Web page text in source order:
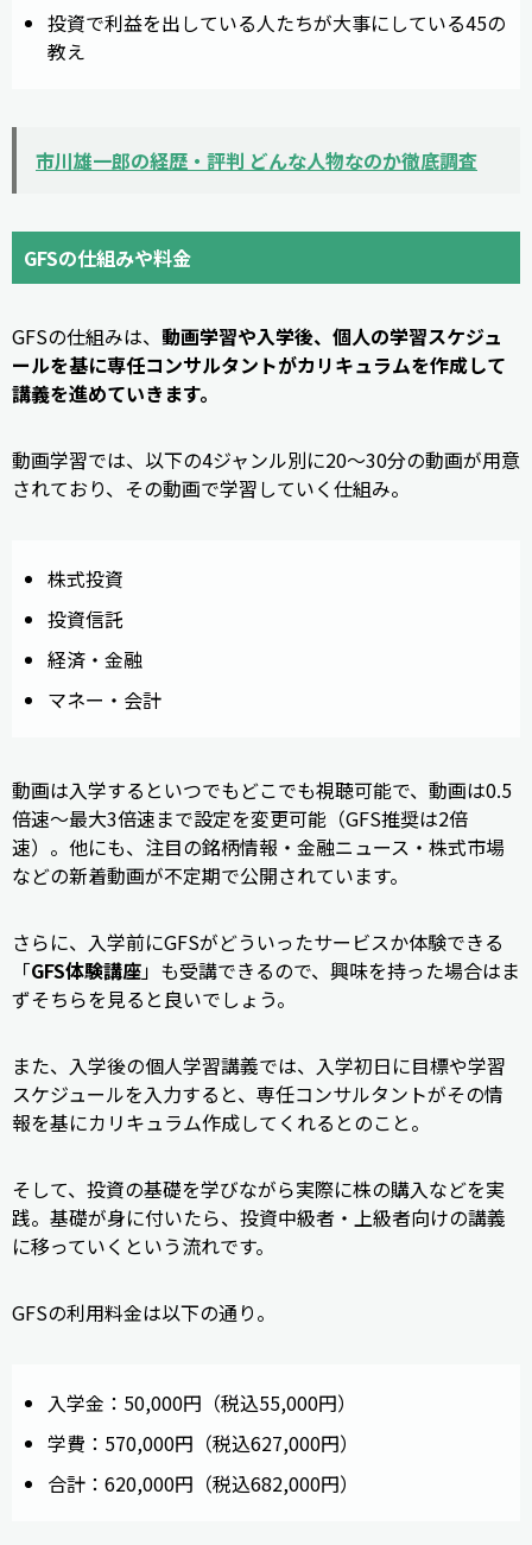
投資で利益を出している人たちが大事にしている45の
教え
市川雄一郎の経歴・評判 どんな人物なのか徹底調査
GFSの仕組みや料金
GFSの仕組みは、 動画学習や入学後、個人の学習スケジュ
ールを基に専任コンサルタントがカリキュラムを作成して
講義を進めていきます。
動画学習では、以下の4ジャンル別に20〜30分の動画が用意
されており、その動画で学習していく仕組み。
株式投資
投資信託
経済・金融
マネー・会計
動画は入学するといつでもどこでも視聴可能で、動画は0.5
倍速～最大3倍速まで設定を変更可能（GFS推奨は2倍
速）。他にも、注目の銘柄情報・金融ニュース・株式市場
などの新着動画が不定期で公開されています。
さらに、入学前にGFSがどういったサービスか体験できる
「GFS体験講座」も受講できるので、興味を持った場合はま
ずそちらを見ると良いでしょう。
また、入学後の個人学習講義では、入学初日に目標や学習
スケジュールを入力すると、専任コンサルタントがその情
報を基にカリキュラム作成してくれるとのこと。
そして、投資の基礎を学びながら実際に株の購入などを実
践。基礎が身に付いたら、投資中級者・上級者向けの講義
に移っていくという流れです。
GFSの利用料金は以下の通り。
入学金：50,000円（税込55,000円）
学費：570,000円（税込627,000円）
合計：620,000円（税込682,000円）